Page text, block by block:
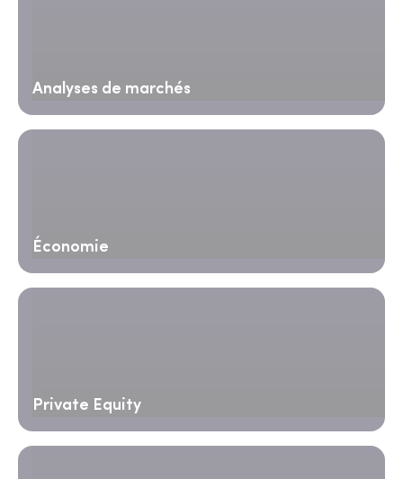
Analyses de marchés
Économie
Private Equity